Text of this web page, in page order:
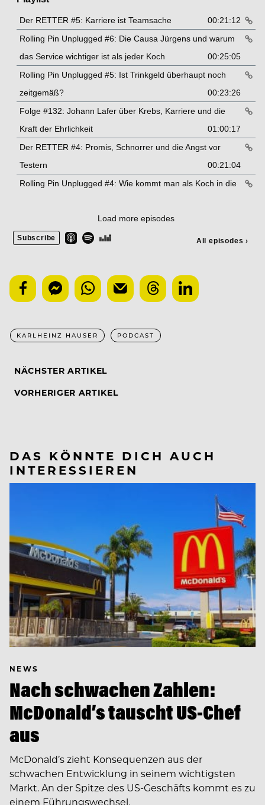
KARLHEINZ HAUSER PODCAST
NÄCHSTER ARTIKEL
VORHERIGER ARTIKEL
DAS KÖNNTE DICH AUCH
INTERESSIEREN
NEWS
Nach schwachen Zahlen:
McDonald’s tauscht US-Chef
aus
McDonald’s zieht Konsequenzen aus der
schwachen Entwicklung in seinem wichtigsten
Markt. An der Spitze des US-Geschäfts kommt es zu
einem Führungswechsel.